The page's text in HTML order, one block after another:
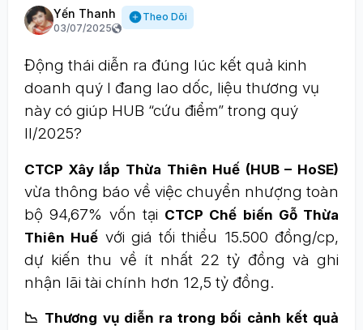
Yến Thanh
03/07/2025
Theo Dõi
Động thái diễn ra đúng lúc kết quả kinh
doanh quý I đang lao dốc, liệu thương vụ
này có giúp HUB “cứu điểm” trong quý
II/2025?
CTCP Xây lắp Thừa Thiên Huế (HUB – HoSE)
vừa thông báo về việc chuyển nhượng toàn
bộ 94,67% vốn tại CTCP Chế biến Gỗ Thừa
Thiên Huế với giá tối thiểu 15.500 đồng/cp,
dự kiến thu về ít nhất 22 tỷ đồng và ghi
nhận lãi tài chính hơn 12,5 tỷ đồng.
📉 Thương vụ diễn ra trong bối cảnh kết quả